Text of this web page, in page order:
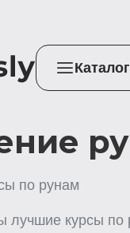
по рунам
лучшие курсы по